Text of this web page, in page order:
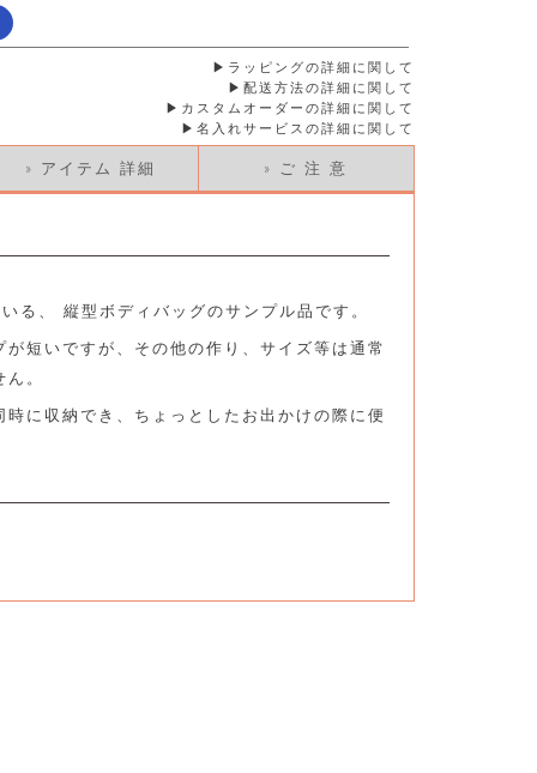
ラッピングの詳細に関して
配送方法の詳細に関して
カスタムオーダーの詳細に関して
名入れサービスの詳細に関して
» アイテム 詳細 » ご 注 意
る、 縦型ボディバッグのサンプル品です。
短いですが、その他の作り、サイズ等は通常
。
に収納でき、ちょっとしたお出かけの際に便